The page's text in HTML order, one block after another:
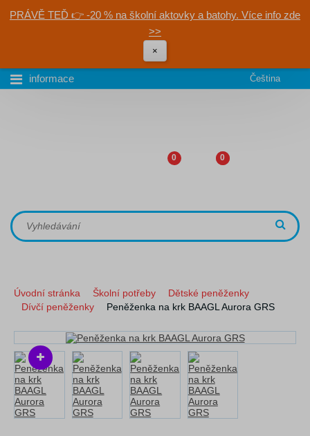
PRÁVĚ TEĎ 👉 -20 % na školní aktovky a batohy. Více info zde
>>
×
informace Čeština
0 0
Úvodní stránka Školní potřeby
Dětské peněženky
Dívčí peněženky
Peněženka na krk BAAGL Aurora GRS